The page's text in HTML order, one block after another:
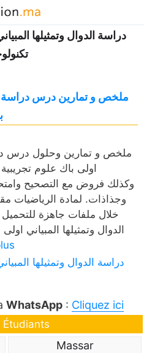
دراسة الدوال وتمثيلها
ملخص و تمارين درس دراسة
ملخص و تمارين وحلول درس
اولى باك علوم
وجذاذات. لمادة الرياضيات
خلال ملفات جاهزة
الدوال وتمثيلها المبياني
دراسة الدوال وتمثيلها
WhatsApp : Cliquez ici
Étudiants
Massar